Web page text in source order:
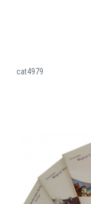
cat4979